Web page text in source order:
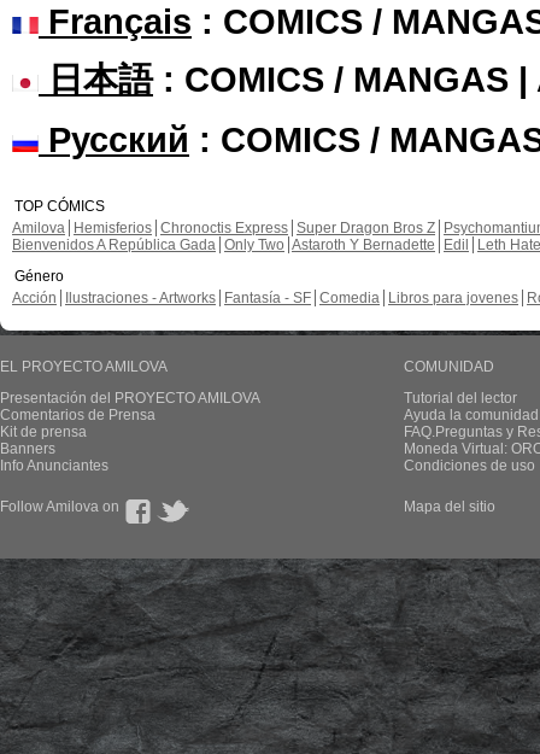
Français : COMICS /
日本語: COMICS / MANGAS |
Русский : COMICS /
TOP CÓMICS
Amilova
Hemisferios Chronoctis Express Super Dragon Bros Z
Bienvenidos A República Gada Only Two Astaroth Y Bernadette Edil
Leth Hate
Género
Acción
Ilustraciones - Artworks Fantasía - SF Comedia Libros para jovenes
EL PROYECTO AMILOVA
Presentación del PROYECTO AMILOVA
Comentarios de Prensa
Kit de prensa
Banners
Info Anunciantes
COMUNIDAD
Tutorial del lector
Ayuda la
FAQ.Preguntas y
Moneda Virtual:
Condiciones de uso
Follow Amilova on Mapa del sitio